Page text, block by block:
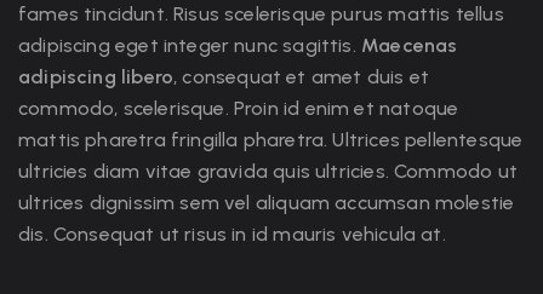
fames tincidunt. Risus scelerisque purus mattis tellus
adipiscing eget integer nunc sagittis. Maecenas
adipiscing libero, consequat et amet duis et
commodo, scelerisque. Proin id enim et natoque
mattis pharetra fringilla pharetra. Ultrices pellentesque
ultricies diam vitae gravida quis ultricies. Commodo ut
ultrices dignissim sem vel aliquam accumsan molestie
dis. Consequat ut risus in id mauris vehicula at.